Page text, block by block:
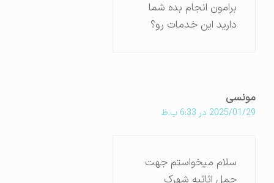
برامون انجام بده شما
دارید این خدمات رو؟
مونسی
2025/01/29 در 6:33 ب.ظ
سلام میخواستم جهت